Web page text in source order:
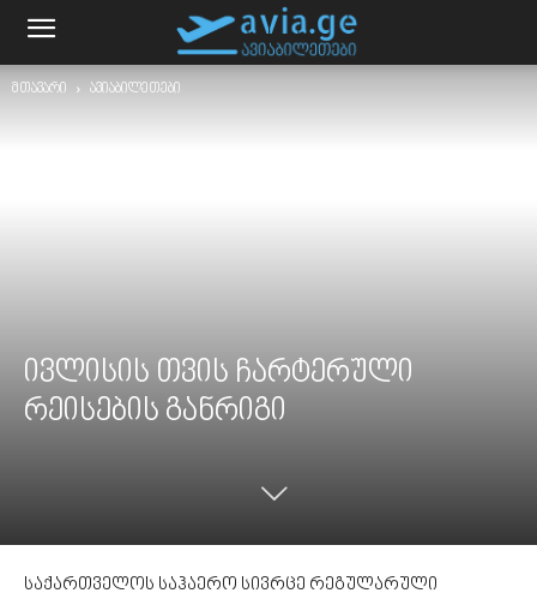
მთავარი ავიაბილეთები
ივლისის თვის ჩარტერული
რეისების განრიგი
საქართველოს საჰაერო სივრცე რეგულარული